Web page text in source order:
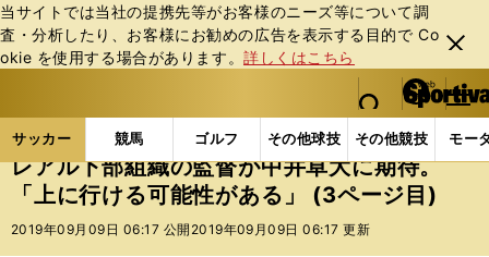
当サイトでは当社の提携先等がお客様のニーズ等について調
査・分析したり、お客様にお勧めの広告を表⽰する⽬的で Co
okie を使⽤する場合があります。詳しくはこちら
閉じ
る
web Sportiva (webスポルティーバ)
検索
マイペ
ー
ジ
メニュ
サッカー 競馬 ゴルフ その他球技 その他競技 モー
ス
ポ
ル
サッカーの記事一覧 海外サッカー 海外サッカー
レアル下部組織の監督が中井卓大に期待。
「上に行ける可能性がある」 (3ページ目)
2019年09月09日 06:17 公開 2019年09月09日 06:17 更新